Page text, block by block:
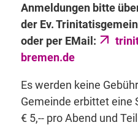
Anmeldungen bitte
der Ev.
oder per EMail:
bremen.de
Es werden keine
Gemeinde erbittet eine
€ 5,-- pro Abend und